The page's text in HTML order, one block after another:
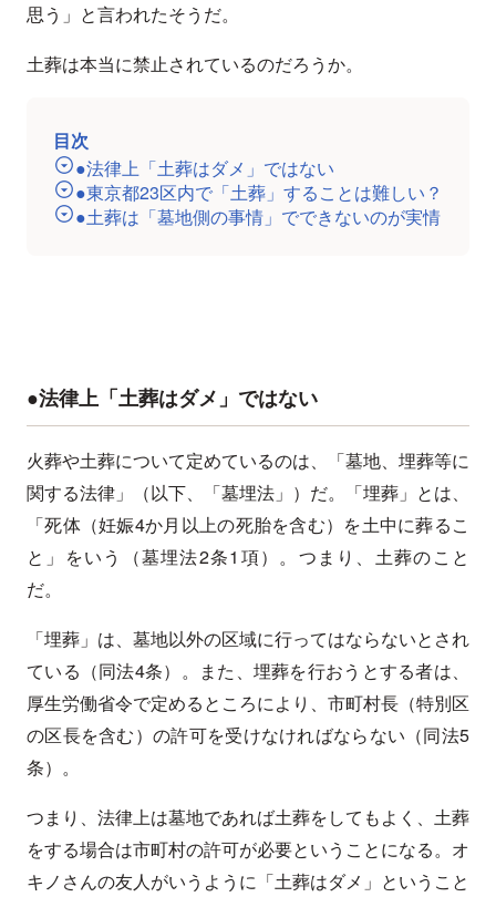
思う」と言われたそうだ。
土葬は本当に禁止されているのだろうか。
目次
●法律上「土葬はダメ」ではない
●東京都23区内で「土葬」することは難しい？
●土葬は「墓地側の事情」でできないのが実情
●法律上「土葬はダメ」ではない
火葬や土葬について定めているのは、「墓地、埋葬等に
関する法律」（以下、「墓埋法」）だ。「埋葬」とは、
「死体（妊娠4か月以上の死胎を含む）を土中に葬るこ
と」をいう（墓埋法2条1項）。つまり、土葬のこと
だ。
「埋葬」は、墓地以外の区域に行ってはならないとされ
ている（同法4条）。また、埋葬を行おうとする者は、
厚生労働省令で定めるところにより、市町村長（特別区
の区長を含む）の許可を受けなければならない（同法5
条）。
つまり、法律上は墓地であれば土葬をしてもよく、土葬
をする場合は市町村の許可が必要ということになる。オ
キノさんの友人がいうように「土葬はダメ」ということ